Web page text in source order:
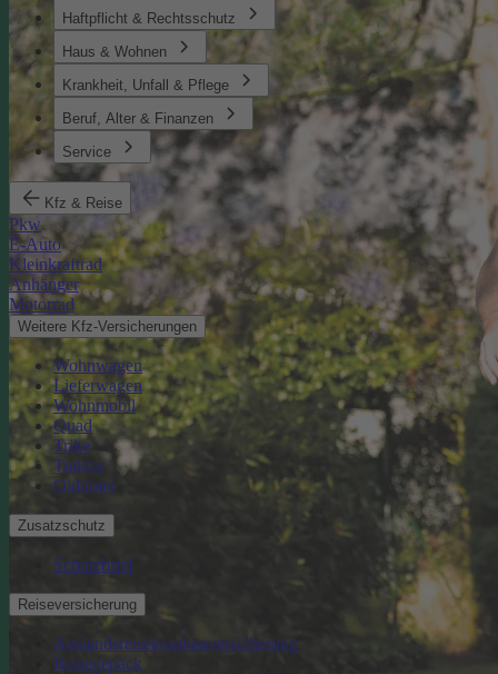
Haftpflicht & Rechtsschutz
Haus & Wohnen
Krankheit, Unfall & Pflege
Beruf, Alter & Finanzen
Service
Kfz & Reise
Pkw
E-Auto
Kleinkraftrad
Anhänger
Motorrad
Weitere Kfz-Versicherungen
Wohnwagen
Lieferwagen
Wohnmobil
Quad
Trike
Traktor
Oldtimer
Zusatzschutz
Schutzbrief
Reiseversicherung
Auslandsreisekrankenversicherung
Reisegepäck